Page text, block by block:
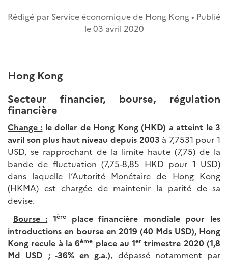
Rédigé par Service économique de Hong Kong • Publié
le03 avril 2020
Hong Kong
Secteur financier, bourse, régulation
financière
Change : le dollar de Hong Kong (HKD) a atteint le 3
avril son plus haut niveau depuis 2003 à 7,7531 pour 1
USD, se rapprochant de la limite haute (7,75) de la
bande de fluctuation (7,75-8,85 HKD pour 1 USD)
dans laquelle l’Autorité Monétaire de Hong Kong
(HKMA) est chargée de maintenir la parité de sa
devise.
Bourse : 1èreplace financière mondiale pour les
introductions en bourse en 2019 (40 Mds USD), Hong
Kong recule à la 6ème place au 1er trimestre 2020 (1,8
Md USD ; -36% en g.a.), dépassé notamment par